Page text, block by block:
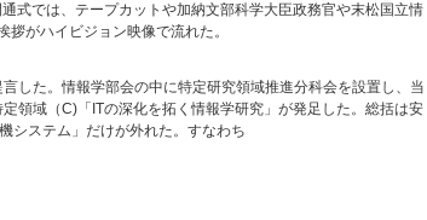
式では、テープカットや加納文部科学大臣政務官や末松国立情
がハイビジョン映像で流れた。
した。情報学部会の中に特定研究領域推進分科会を設置し、当
領域（C)「ITの深化を拓く情報学研究」が発足した。総括は安
システム」だけが外れた。すなわち